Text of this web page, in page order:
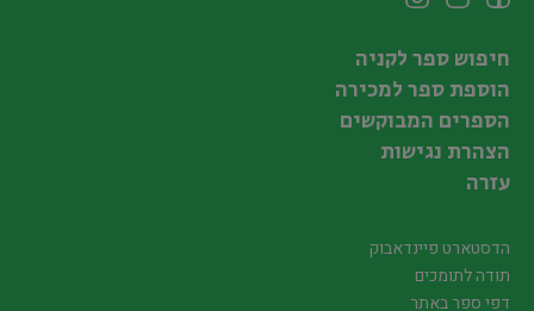
חיפוש ספר לקניה
הוספת ספר למכירה
הספרים המבוקשים
הצהרת נגישות
עזרה
הדסטארט פיינדאבוק
תודה לתומכים
דפי ספר באתר